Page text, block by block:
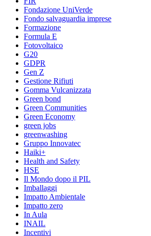
Fondazione UniVerde
Fondo salvaguardia imprese
Formazione
Formula E
Fotovoltaico
G20
GDPR
Gen Z
Gestione Rifiuti
Gomma Vulcanizzata
Green bond
Green Communities
Green Economy
green jobs
greenwashing
Gruppo Innovatec
Haiki+
Health and Safety
HSE
Il Mondo dopo il PIL
Imballaggi
Impatto Ambientale
Impatto zero
In Aula
INAIL
Incentivi